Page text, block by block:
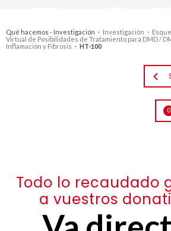
Qué hacemos - Investigación · Investigación ·
Virtual de Posibilidades de Tratamiento para DMD /
Inflamación y Fibrosis · HT-100
0
Todo lo recaudado
a vuestros